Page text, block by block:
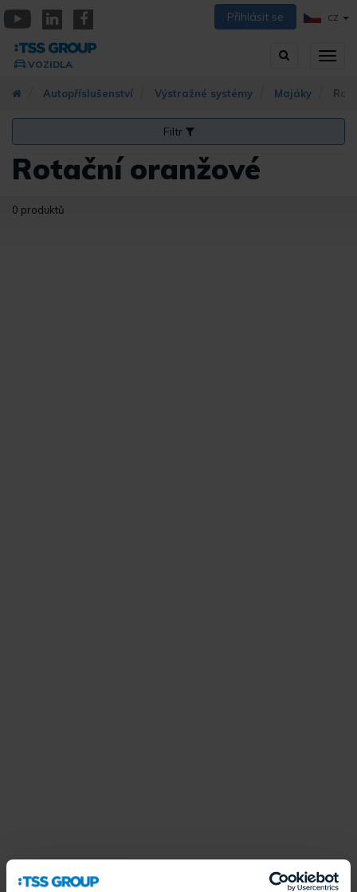
Přejít
k
hlavnímu
obsahu
Přihlásit se CZ
Vyhledávání
VOZIDLA
Autopříslušenství Výstražné systémy Majáky
Filtr
Rotační oranžové
0 produktů